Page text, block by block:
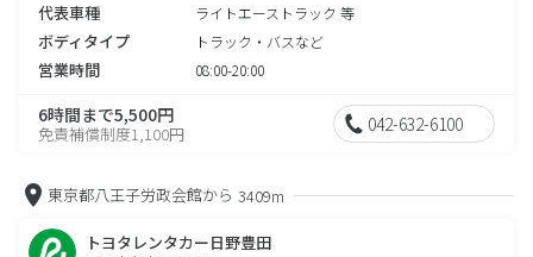
代表車種 ライトエーストラック 等
ボディタイプ トラック・バスなど
営業時間 08:00-20:00
6時間まで5,500円
免責補償制度1,100円 042-632-6100
東京都八王子労政会館から 3409m
トヨタレンタカー日野豊田